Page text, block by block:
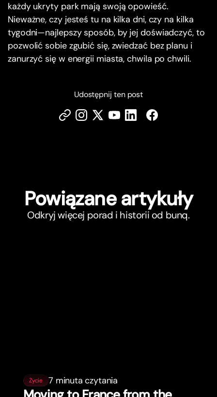
każdy ukryty park mają swoją opowieść.
Nieważne, czy jesteś tu na kilka dni, czy na kilka
tygodni—najlepszy sposób, by jej doświadczyć, to
pozwolić sobie zgubić się, zwiedzać bez planu i
zanurzyć się w energii miasta, chwila po chwili.
Udostępnij ten post
Powiązane artykuły
Odkryj więcej porad i historii od bunq.
Życie 7 minuta czytania